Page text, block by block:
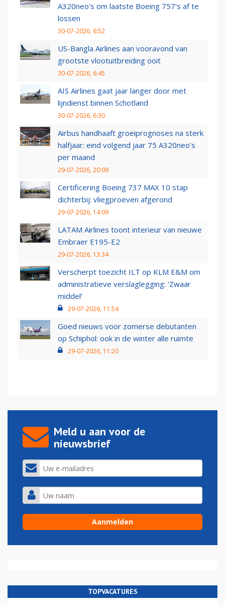
A320neo's om laatste Boeing 757's af te
lossen
30-07-2026, 6:52
US-Bangla Airlines aan vooravond van
grootste vlootuitbreiding ooit
30-07-2026, 6:45
AIS Airlines gaat jaar langer door met
lijndienst binnen Schotland
30-07-2026, 6:30
Airbus handhaaft groeiprognoses na sterk
halfjaar: eind volgend jaar 75 A320neo’s
per maand
29-07-2026, 20:09
Certificering Boeing 737 MAX 10 stap
dichterbij: vliegproeven afgerond
29-07-2026, 14:09
LATAM Airlines toont interieur van nieuwe
Embraer E195-E2
29-07-2026, 13:34
Verscherpt toezicht ILT op KLM E&M om
administratieve verslaglegging: ‘Zwaar
middel’
29-07-2026, 11:54
Goed nieuws voor zomerse debutanten
op Schiphol: ook in de winter alle ruimte
29-07-2026, 11:20
Meld u aan voor de
nieuwsbrief
TOPVACATURES